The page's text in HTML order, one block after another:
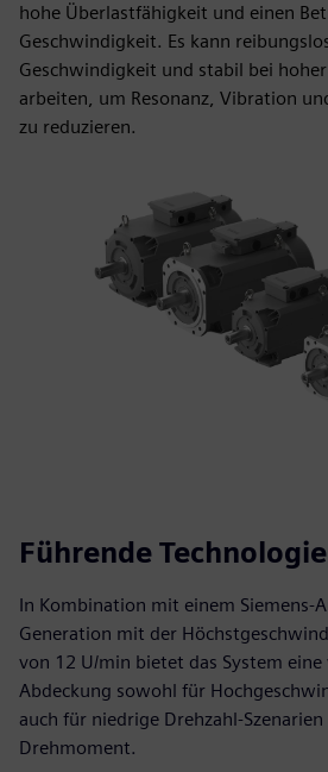
hohe Überlastfähigkeit und einen
Geschwindigkeit. Es kann
Geschwindigkeit und stabil bei
arbeiten, um Resonanz, Vibration
zu reduzieren.
Führende
In Kombination mit einem Siemens-
Generation mit der
von 12 U/min bietet das System
Abdeckung sowohl für
auch für niedrige Drehzahl-
Drehmoment.